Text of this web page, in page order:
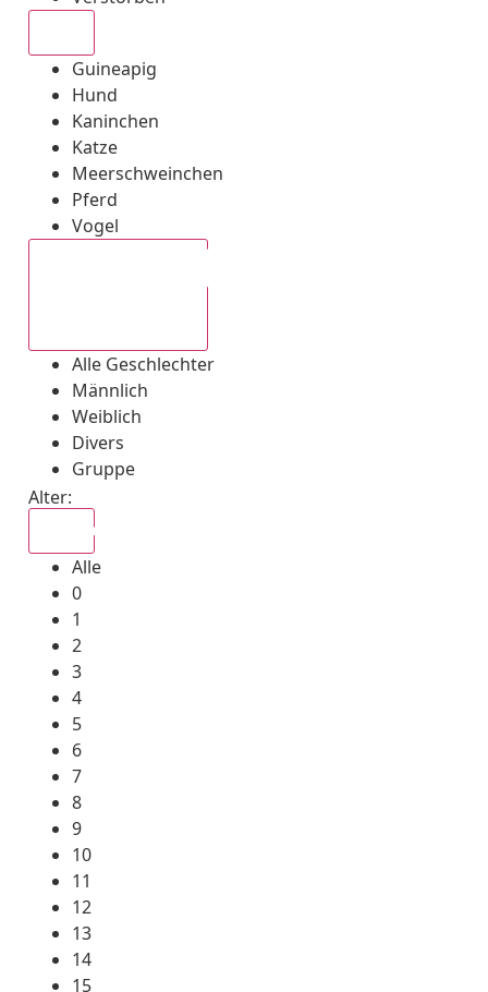
Guineapig
Hund
Kaninchen
Katze
Meerschweinchen
Pferd
Vogel
Alle Geschlechter
Männlich
Weiblich
Divers
Gruppe
Alter:
Alle
0
1
2
3
4
5
6
7
8
9
10
11
12
13
14
15